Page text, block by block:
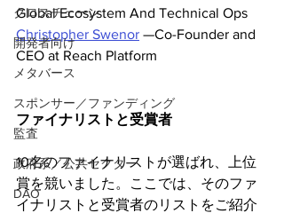
クロスチェーン
開発者向け
メタバース
スポンサー／ファンディング
監査
政府系／公共セクター
DAO
Global Ecosystem And Technical Ops
Christopher Swenor —Co-Founder and
CEO at Reach Platform
ファイナリストと受賞者
10名のファイナリストが選ばれ、上位
賞を競いました。ここでは、そのファ
イナリストと受賞者のリストをご紹介